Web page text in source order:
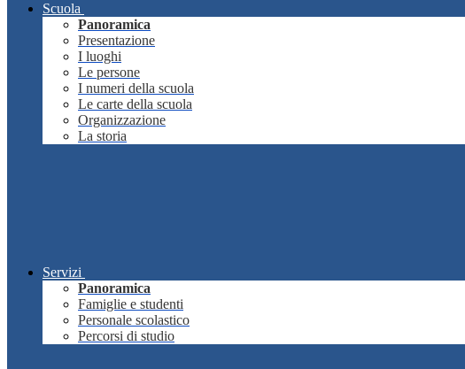
Scuola
Panoramica
Presentazione
I luoghi
Le persone
I numeri della scuola
Le carte della scuola
Organizzazione
La storia
Servizi
Panoramica
Famiglie e studenti
Personale scolastico
Percorsi di studio